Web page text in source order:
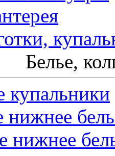
Белье,
купальники
нижнее
нижнее